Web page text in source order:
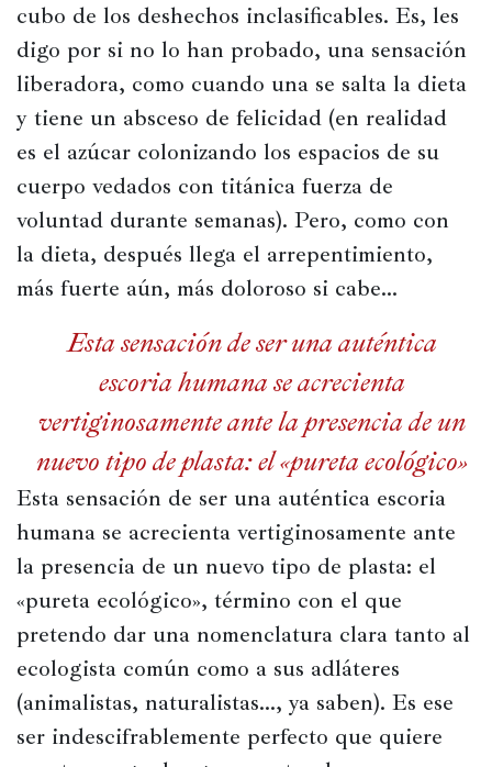
cubo de los deshechos inclasificables. Es, les
digo por si no lo han probado, una sensación
liberadora, como cuando una se salta la dieta
y tiene un absceso de felicidad (en realidad
es el azúcar colonizando los espacios de su
cuerpo vedados con titánica fuerza de
voluntad durante semanas). Pero, como con
la dieta, después llega el arrepentimiento,
más fuerte aún, más doloroso si cabe…
Esta sensación de ser una auténtica
escoria humana se acrecienta
vertiginosamente ante la presencia de un
nuevo tipo de plasta: el «pureta ecológico»
Esta sensación de ser una auténtica escoria
humana se acrecienta vertiginosamente ante
la presencia de un nuevo tipo de plasta: el
«pureta ecológico», término con el que
pretendo dar una nomenclatura clara tanto al
ecologista común como a sus adláteres
(animalistas, naturalistas…, ya saben). Es ese
ser indescifrablemente perfecto que quiere